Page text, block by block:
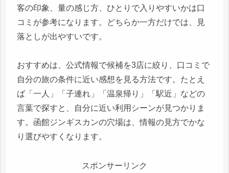
客の印象、量の感じ方、ひとりで入りやすいかは口
コミが参考になります。どちらか一方だけでは、見
落としが出やすいです。
おすすめは、公式情報で候補を3店に絞り、口コミで
自分の旅の条件に近い感想を見る方法です。たとえ
ば「一人」「子連れ」「温泉帰り」「駅近」などの
言葉で探すと、自分に近い利用シーンが見つかりま
す。函館ジンギスカンの穴場は、情報の見方でかな
り選びやすくなります。
スポンサーリンク